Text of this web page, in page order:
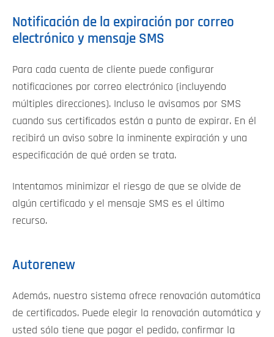
Notificación de la expiración por correo
electrónico y mensaje SMS
Para cada cuenta de cliente puede configurar
notificaciones por correo electrónico (incluyendo
múltiples direcciones). Incluso le avisamos por SMS
cuando sus certificados están a punto de expirar. En él
recibirá un aviso sobre la inminente expiración y una
especificación de qué orden se trata.
Intentamos minimizar el riesgo de que se olvide de
algún certificado y el mensaje SMS es el último
recurso.
Autorenew
Además, nuestro sistema ofrece renovación automática
de certificados. Puede elegir la renovación automática y
usted sólo tiene que pagar el pedido, confirmar la